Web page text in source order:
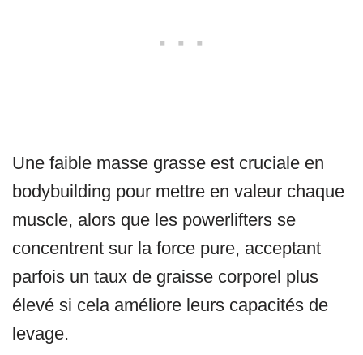
Une faible masse grasse est cruciale en
bodybuilding pour mettre en valeur chaque
muscle, alors que les powerlifters se
concentrent sur la force pure, acceptant
parfois un taux de graisse corporel plus
élevé si cela améliore leurs capacités de
levage.